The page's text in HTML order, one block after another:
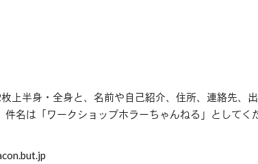
枚上半身・全身と、名前や自己紹介、住所、連絡先、
件名は「ワークショップホラーちゃんねる」としてく